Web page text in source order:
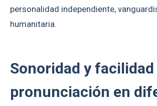
personalidad independiente,
humanitaria.
Sonoridad y facilidad
pronunciación en